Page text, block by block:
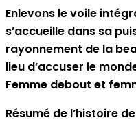
Enlevons le voile
s’accueille dans sa
rayonnement de la
lieu d’accuser le
Femme debout et
Résumé de l’histoire